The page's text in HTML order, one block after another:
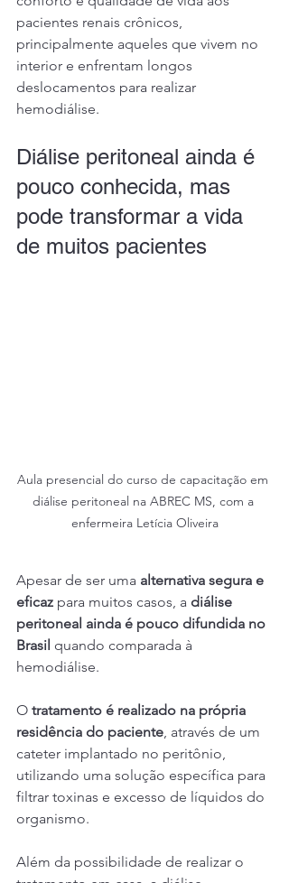
pacientes renais crônicos,
principalmente aqueles que vivem no
interior e enfrentam longos
deslocamentos para realizar
hemodiálise.
Diálise peritoneal ainda é
pouco conhecida, mas
pode transformar a vida
de muitos pacientes
Aula presencial do curso de capacitação em
diálise peritoneal na ABREC MS, com a
enfermeira Letícia Oliveira
Apesar de ser uma alternativa segura e
eficaz para muitos casos, a diálise
peritoneal ainda é pouco difundida no
Brasil quando comparada à
hemodiálise.
O tratamento é realizado na própria
residência do paciente , através de um
cateter implantado no peritônio,
utilizando uma solução específica para
filtrar toxinas e excesso de líquidos do
organismo.
Além da possibilidade de realizar o